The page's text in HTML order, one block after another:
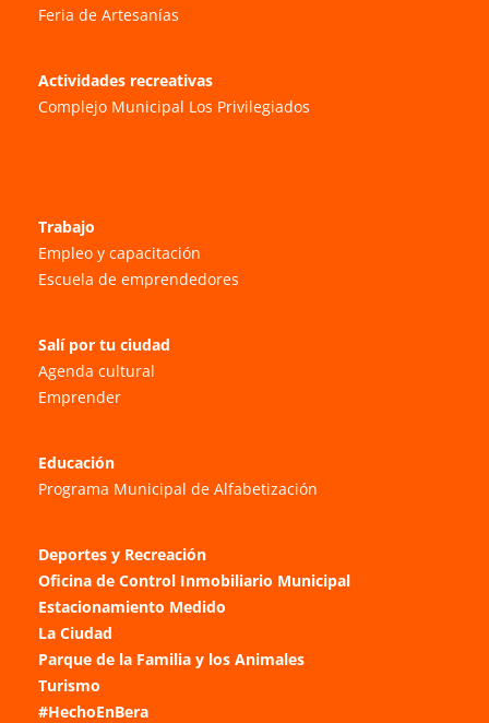
Feria de Artesanías
Actividades recreativas
Complejo Municipal Los Privilegiados
Trabajo
Empleo y capacitación
Escuela de emprendedores
Salí por tu ciudad
Agenda cultural
Emprender
Educación
Programa Municipal de Alfabetización
Deportes y Recreación
Oficina de Control Inmobiliario Municipal
Estacionamiento Medido
La Ciudad
Parque de la Familia y los Animales
Turismo
#HechoEnBera